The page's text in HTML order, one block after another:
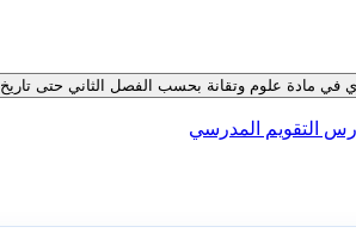
علوم وتقانة بحسب الفصل الثاني حتى تاريخ 06-08-2026
التقويم المدرسي